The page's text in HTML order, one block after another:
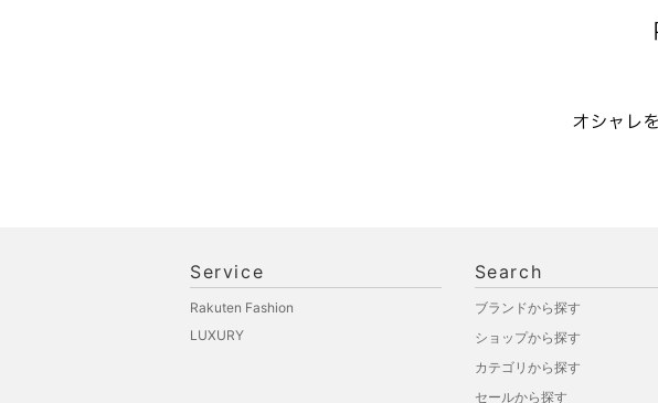
Service
Rakuten Fashion
LUXURY
Search
ブランドから探す
ショップから探す
カテゴリから探す
セールから探す